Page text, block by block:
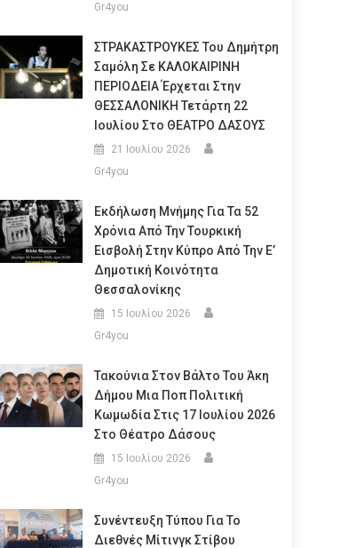
Gr4you
ΣΤΡΑΚΑΣΤΡΟΥΚΕΣ Του Δημήτρη
Σαμόλη Σε ΚΑΛΟΚΑΙΡΙΝΗ
ΠΕΡΙΟΔΕΙΑ Έρχεται Στην
ΘΕΣΣΑΛΟΝΙΚΗ Τετάρτη 22
Ιουλίου Στο ΘΕΑΤΡΟ ΔΑΣΟΥΣ
21 Ιουλίου 2026
Gr4you
Εκδήλωση Μνήμης Για Τα 52
Χρόνια Από Την Τουρκική
Εισβολή Στην Κύπρο Από Την Ε’
Δημοτική Κοινότητα
Θεσσαλονίκης
15 Ιουλίου 2026
Gr4you
Τακούνια Στον Βάλτο Του Άκη
Δήμου Μια Ποπ Πολιτική
Κωμωδία Στις 17 Ιουλίου 2026
Στο Θέατρο Δάσους
15 Ιουλίου 2026
Gr4you
Συνέντευξη Τύπου Για Το
Διεθνές Μίτινγκ Στίβου